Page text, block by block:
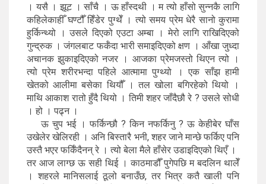
। यसै । झूट । साँचै । ऊ हाँस्दथी । म त्यो हाँसो सुन्नकै लागि
कहिलेकाहीँ घण्टौँ हिँडेर पुग्थेँ । त्यो समय प्रेम धेरै सानो कुरामा
हुर्किन्थ्यो । उसले दिएको एउटा अम्बा । मेरो लागि राखिदिएको
गुन्द्रुक । जंगलबाट फर्कँदा भारी समाइदिएको क्षण । आँखा जुध्दा
अचानक झुकाइदिएको नजर । आजका प्रेमजस्तो थिएन त्यो ।
त्यो प्रेम शरीरभन्दा पहिले आत्मामा पुग्थ्यो । एक साँझ हामी
खेतको आलीमा बसेका थियौँ । तल खोला बगिरहेको थियो ।
माथि आकाश रातो हुँदै थियो । तिमी शहर जाँदैछौ रे ? उसले सोधी
। हो । पढ्न ।
ऊ चुप भई । फर्किन्छौ ? किन नफर्किनु ? ऊ केहीबेर घाँस
उखेलेर खेलिरही । अनि बिस्तारै भनी, शहर जाने मान्छे फर्किए पनि
उस्तै भएर फर्किँदैनन् रे । त्यो बेला मैले हाँसेर उडाइदिएको थिएँ ।
तर आज लाग्छ ऊ सही थिई । काठमाडौँ पुगेपछि म बदलिन थालेँ
। शहरले मानिसलाई ठूलो बनाउँछ, तर भित्र कतै खाली पनि